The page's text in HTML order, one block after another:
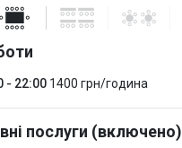
- 22:00 1400 грн/година
послуги (включено)